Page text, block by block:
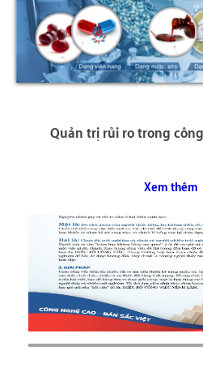
Quản trị rủi ro trong
Xem thêm